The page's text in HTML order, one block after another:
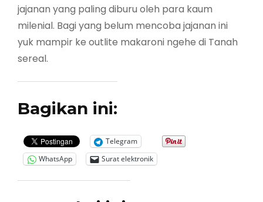
jajanan yang paling diburu oleh para kaum
milenial. Bagi yang belum mencoba jajanan ini
yuk mampir ke outlite makaroni ngehe di Tanah
sereal.
Bagikan ini:
Telegram
WhatsApp
Surat elektronik